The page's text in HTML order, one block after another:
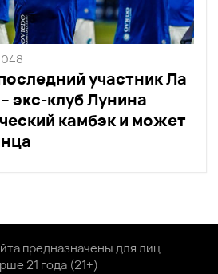
участник Ла
экс-клуб Лунина
камбэк и может
предназначены для лиц
21 года (21+)